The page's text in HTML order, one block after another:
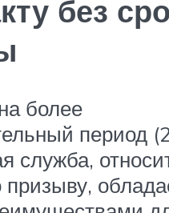
без
более
период
служба,
призыву,